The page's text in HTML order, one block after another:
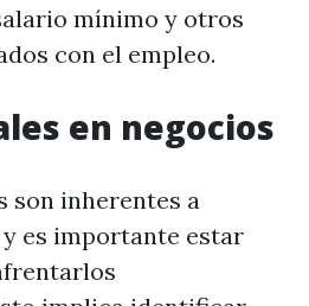
mínimo y otros
con el empleo.
en negocios
son inherentes a
es importante estar